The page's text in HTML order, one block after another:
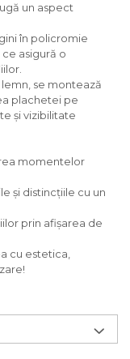
un aspect
în policromie
asigură o
se montează
plachetei pe
și vizibilitate
momentelor
și distincțiile cu un
prin afișarea de
cu estetica,